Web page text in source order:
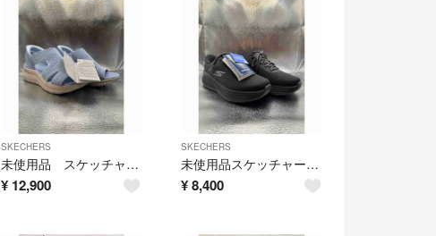
SKECHERS
未使用品 スケッチャーズ ハンズフリーSlip-ins サンダル 24
¥ 12,900
SKECHERS
未使用品スケッチャーズSlip-insゴーウォーク メッシュスニーカー24.5
¥8,400